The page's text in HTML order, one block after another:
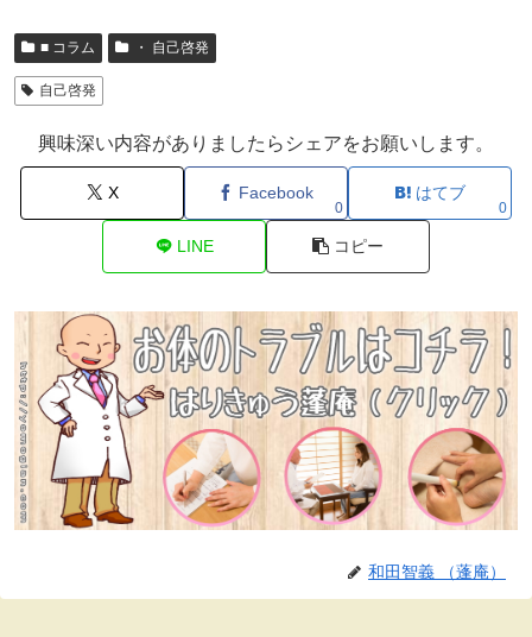
■ コラム ・ 自己啓発
自己啓発
興味深い内容がありましたらシェアをお願いします。
X Facebook
0
はてブ
0
LINE コピー
和田智義 （蓬庵）